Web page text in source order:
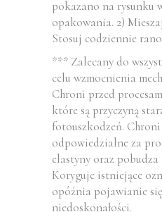
pokazano na rysunku
opakowania. 2)
Stosuj codziennie
*** Zalecany do
celu wzmocnienia
Chroni przed
które są przyczyną
fotouszkodzeń.
odpowiedzialne za
elastyny ​​oraz
Koryguje istniejące
opóźnia pojawianie
niedoskonałości.